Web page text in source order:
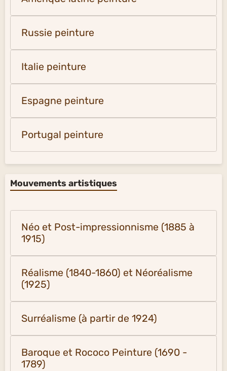
Russie peinture
Italie peinture
Espagne peinture
Portugal peinture
Mouvements artistiques
Néo et Post-impressionnisme (1885 à
1915)
Réalisme (1840-1860) et Néoréalisme
(1925)
Surréalisme (à partir de 1924)
Baroque et Rococo Peinture (1690 -
1789)